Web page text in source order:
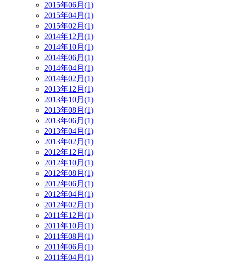
2015年06月(1)
2015年04月(1)
2015年02月(1)
2014年12月(1)
2014年10月(1)
2014年06月(1)
2014年04月(1)
2014年02月(1)
2013年12月(1)
2013年10月(1)
2013年08月(1)
2013年06月(1)
2013年04月(1)
2013年02月(1)
2012年12月(1)
2012年10月(1)
2012年08月(1)
2012年06月(1)
2012年04月(1)
2012年02月(1)
2011年12月(1)
2011年10月(1)
2011年08月(1)
2011年06月(1)
2011年04月(1)